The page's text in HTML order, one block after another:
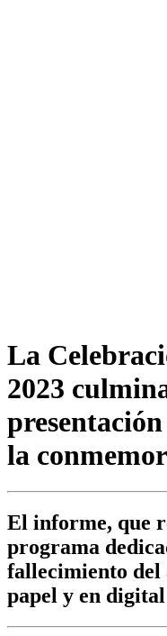
La
2023
la
El informe, que
programa
fallecimiento del
papel y en digital